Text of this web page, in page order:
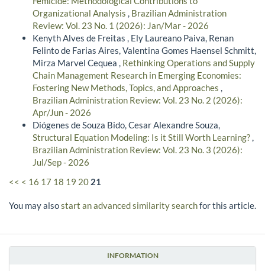
INFORMATION
Organizational Analysis
Brazilian Administration
Review: Vol. 23 No. 1 (2026): Jan/Mar - 2026
Kenyth Alves de Freitas , Ely Laureano Paiva, Renan
Felinto de Farias Aires, Valentina Gomes Haensel Schmitt,
Mirza Marvel Cequea , Rethinking Operations and Supply
Chain Management Research in Emerging Economies:
Fostering New Methods, Topics, and Approaches
Brazilian Administration Review: Vol. 23 No. 2 (2026):
Apr/Jun - 2026
Diógenes de Souza Bido, Cesar Alexandre Souza,
Structural Equation Modeling: Is it Still Worth Learning?
Brazilian Administration Review: Vol. 23 No. 3 (2026):
Jul/Sep - 2026
<< < 16 17 18 19 20 21
You may alsostart an advanced similarity searchfor this article.